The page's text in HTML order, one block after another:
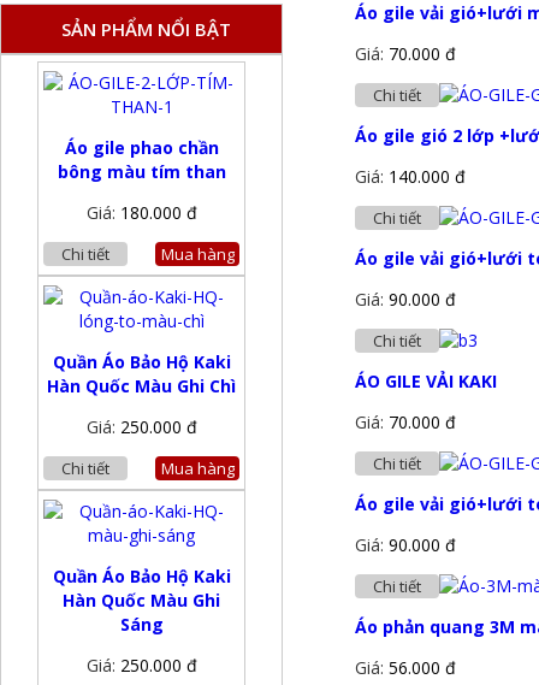
Áo gile vải gió+lưới
Giá: 70.000 đ
Chi tiết
Áo gile gió 2 lớp
Giá: 140.000 đ
Chi tiết
Áo gile vải gió+lưới
Giá: 90.000 đ
Chi tiết
ÁO GILE VẢI KAKI
Giá: 70.000 đ
Chi tiết
Áo gile vải gió+lưới
Giá: 90.000 đ
Chi tiết
Áo phản quang 3M
Giá: 56.000 đ
SẢN PHẨM NỔI BẬT
Áo gile phao chần
bông màu tím than
Giá: 180.000 đ
Chi tiết Mua hàng
Quần Áo Bảo Hộ Kaki
Hàn Quốc Màu Ghi Chì
Giá: 250.000 đ
Chi tiết Mua hàng
Quần Áo Bảo Hộ Kaki
Hàn Quốc Màu Ghi
Sáng
Giá: 250.000 đ